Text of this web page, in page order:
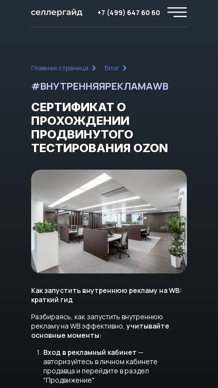
+7 (499) 647 60 60
Главная страница Блог
#ВНУТРЕННЯЯРЕКЛАМАWB
СЕРТИФИКАТ О
ПРОХОЖДЕНИИ
ПРОДВИНУТОГО
ТЕСТИРОВАНИЯ OZON
Как запустить внутреннюю рекламу на WB:
краткий гид
Разбираясь, как запустить внутреннюю
рекламу на WB эффективно, учитывайте
основные моменты:
Вход в рекламный кабинет —
авторизуйтесь в личном кабинете
продавца и перейдите в раздел
"Продвижение"